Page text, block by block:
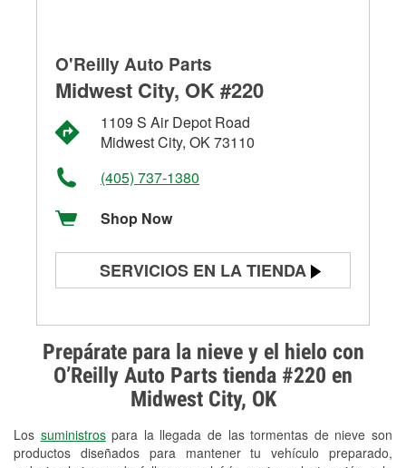
Prepárate para la nieve y el hielo con
O’Reilly Auto Parts tienda #220 en
Midwest City, OK
Los suministrospara la llegada de las tormentas de nieve son
productos diseñados para mantener tu vehículo preparado,
O'Reilly Auto Parts
Midwest City, OK #220
1109 S Air Depot Road
Midwest City, OK 73110
(405) 737-1380
Shop Now
SERVICIOS EN LA TIENDA
Prueba de alternadores y
arrancadores
Revisión de la luz "Check Engine"
Reciclaje de baterías y aceite